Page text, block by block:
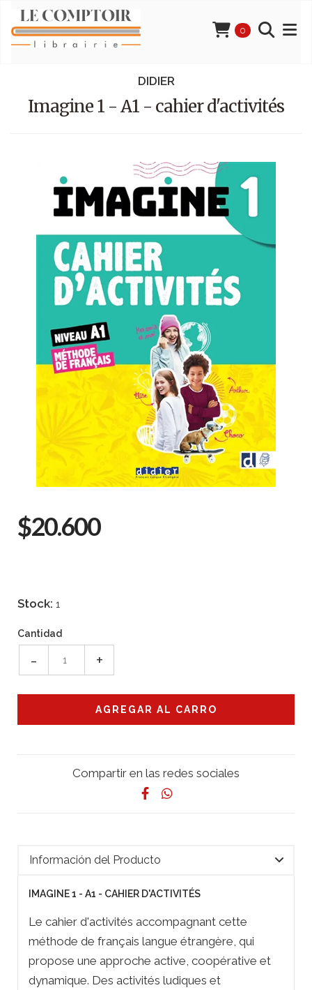
0
DIDIER
Imagine 1 - A1 - cahier d'activités
$20.600
Stock: 1
Cantidad
- +
Compartir en las redes sociales
Información del Producto
IMAGINE 1 - A1 - CAHIER D'ACTIVITÉS
Le cahier d'activités accompagnant cette
méthode de français langue étrangère, qui
propose une approche active, coopérative et
dynamique. Des activités ludiques et